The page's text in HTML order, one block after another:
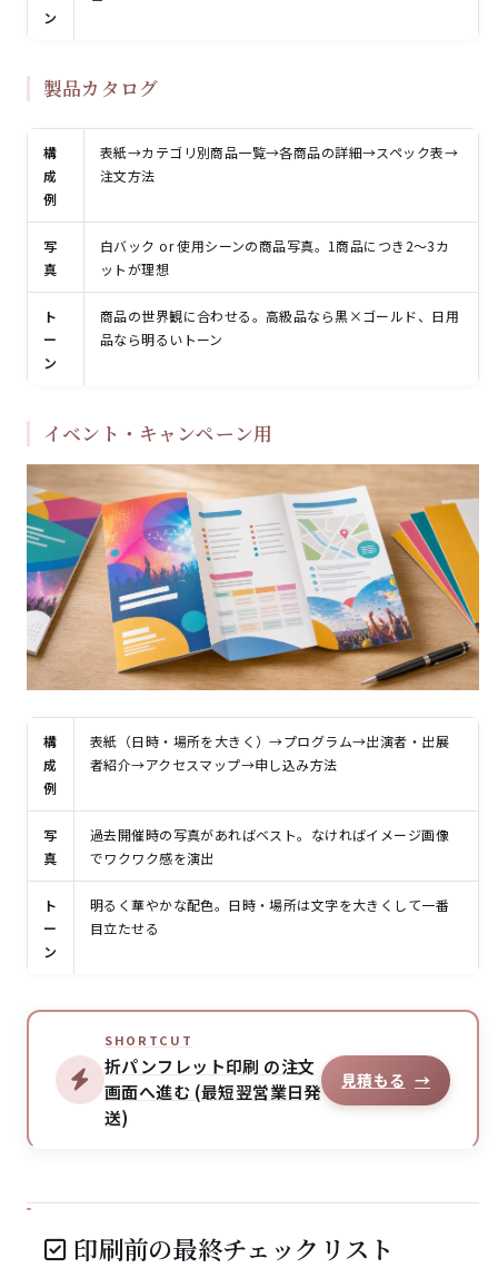
ン
製品カタログ
構
成
例
表紙→カテゴリ別商品一覧→各商品の詳細→スペック表→
注文方法
写
真
白バック or 使用シーンの商品写真。1商品につき2〜3カ
ットが理想
ト
ー
ン
商品の世界観に合わせる。高級品なら黒×ゴールド、日用
品なら明るいトーン
イベント・キャンペーン用
構
成
例
表紙（日時・場所を大きく）→プログラム→出演者・出展
者紹介→アクセスマップ→申し込み方法
写
真
過去開催時の写真があればベスト。なければイメージ画像
でワクワク感を演出
ト
ー
ン
明るく華やかな配色。日時・場所は文字を大きくして一番
目立たせる
SHORTCUT
折パンフレット印刷 の注文
画面へ進む (最短翌営業日発
送)
見積もる →
印刷前の最終チェックリスト